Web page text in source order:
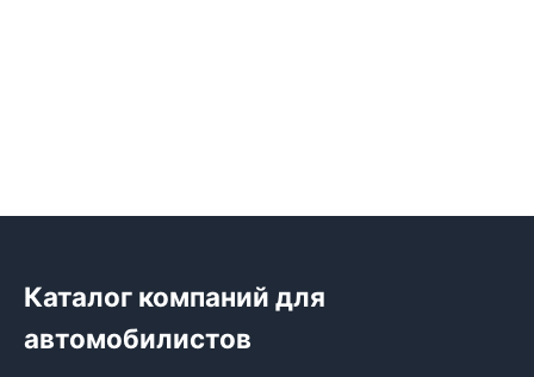
Каталог компаний для
автомобилистов